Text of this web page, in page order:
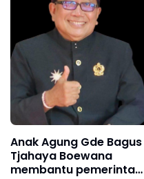
Anak Agung Gde Bagus
Tjahaya Boewana
membantu pemerintah